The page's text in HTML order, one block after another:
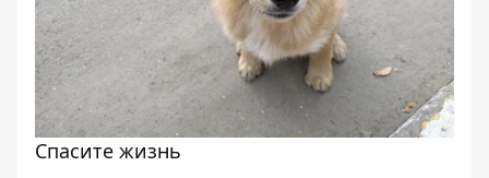
Спасите жизнь